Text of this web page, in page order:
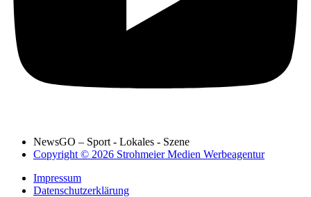
NewsGO – Sport - Lokales - Szene
Copyright © 2026 Strohmeier Medien Werbeagentur
Impressum
Datenschutzerklärung